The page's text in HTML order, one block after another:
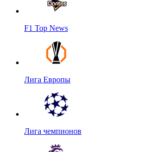
F1 Top News
Лига Европы
Лига чемпионов